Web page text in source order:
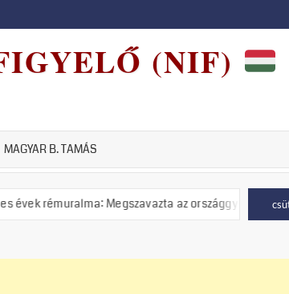
(NIF)
MAGYAR B. TAMÁS
Megszavazta az országgyűlés a tiszás ÁVH